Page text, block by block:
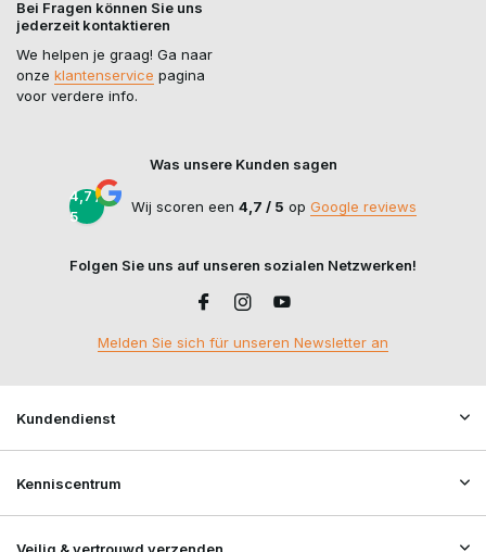
zuverlässige Kommunikation und eine effiziente Ausrüstung
bei jedem Skirm, jeder Outdoor-Aktivität oder jedem
taktischen Training.
Bei Fragen können Sie uns
jederzeit kontaktieren
We helpen je graag! Ga naar
onze klantenservice pagina
voor verdere info.
Was unsere Kunden sagen
4,7 /
5
Wij scoren een 4,7 / 5 op Google reviews
Folgen Sie uns auf unseren sozialen Netzwerken!
Melden Sie sich für unseren Newsletter an
Kundendienst
Kenniscentrum